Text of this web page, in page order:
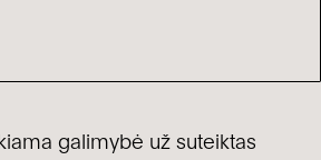
galimybė už suteiktas